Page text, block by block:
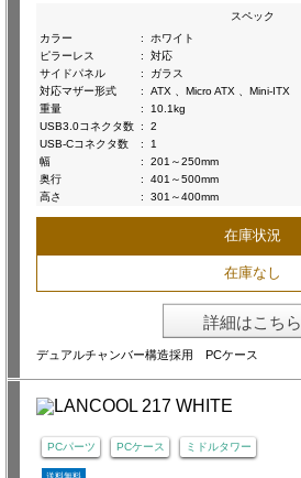
スペック
カラー
:
ホワイト
ピラーレス
:
対応
サイドパネル
:
ガラス
対応マザー形式
:
ATX 、Micro ATX 、Mini-ITX
重量
:
10.1kg
USB3.0コネクタ数 :
2
USB-Cコネクタ数
:
1
幅
:
201～250mm
奥行
:
401～500mm
高さ
: 301～400mm
在庫状況
在庫なし
詳細はこちら
デュアルチャンバー構造採用 PCケース
PCパーツ PCケース ミドルタワー